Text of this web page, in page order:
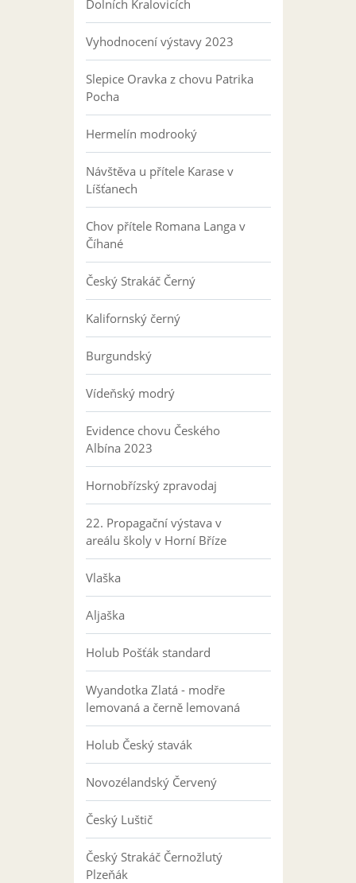
Dolních Kralovicích
Vyhodnocení výstavy 2023
Slepice Oravka z chovu Patrika
Pocha
Hermelín modrooký
Návštěva u přítele Karase v
Líšťanech
Chov přítele Romana Langa v
Číhané
Český Strakáč Černý
Kalifornský černý
Burgundský
Vídeňský modrý
Evidence chovu Českého
Albína 2023
Hornobřízský zpravodaj
22. Propagační výstava v
areálu školy v Horní Bříze
Vlaška
Aljaška
Holub Pošťák standard
Wyandotka Zlatá - modře
lemovaná a černě lemovaná
Holub Český stavák
Novozélandský Červený
Český Luštič
Český Strakáč Černožlutý
Plzeňák